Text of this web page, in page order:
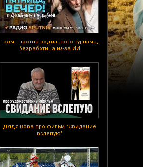
Трамп против родильного туризма,
безработица из-за ИИ
Дядя Вова про фильм "Свидание
вслепую"